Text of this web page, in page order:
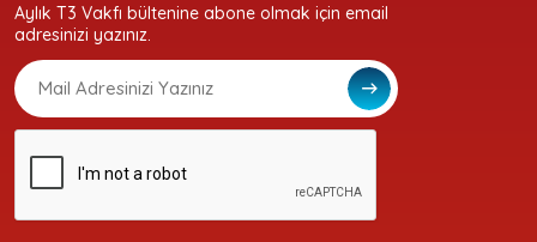
Aylık T3 Vakfı bültenine abone olmak için email
adresinizi yazınız.